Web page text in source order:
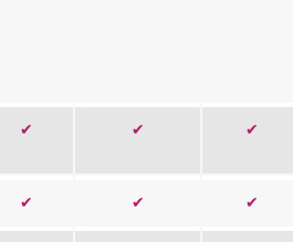
✔ ✔ ✔
✔ ✔ ✔